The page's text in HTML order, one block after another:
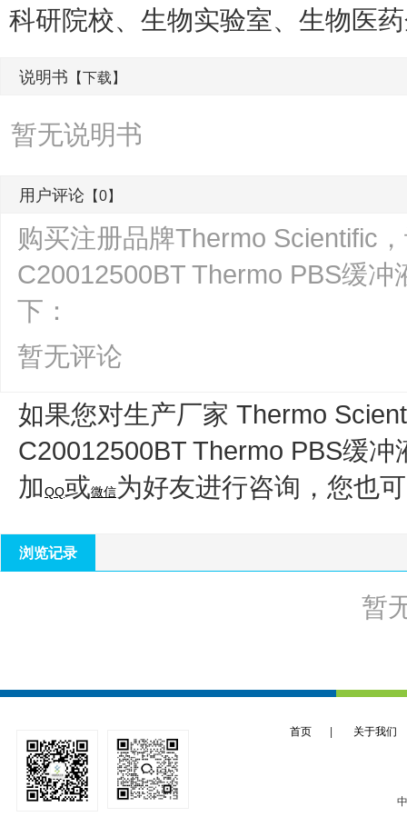
科研院校、生物实验室、生物医
说明书 【下载】
暂无说明书
用户评论 【0】
购买注册品牌Thermo Scientific
C20012500BT Thermo PBS缓
下：
暂无评论
如果您对生产厂家 Thermo
C20012500BT Thermo PBS缓
加QQ或微信为好友进行咨询，您也
浏览记录
暂
首页 关于我们